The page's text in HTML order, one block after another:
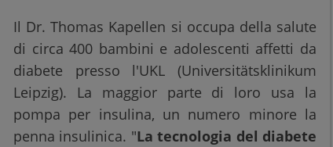
Il Dr. Thomas Kapellen si occupa della salute
di circa 400 bambini e adolescenti affetti da
diabete presso l'UKL (Universitätsklinikum
Leipzig). La maggior parte di loro usa la
pompa per insulina, un numero minore la
penna insulinica. "La tecnologia del diabete